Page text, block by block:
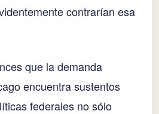
contrarían esa
que la demanda
encuentra sustentos
federales no sólo